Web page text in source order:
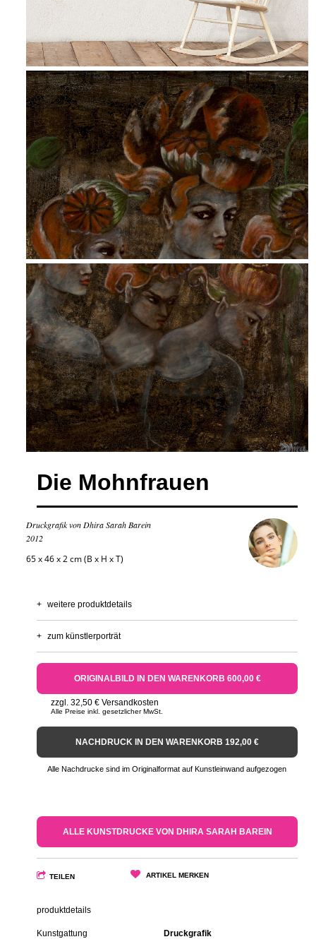
Die Mohnfrauen
Druckgrafik von Dhira Sarah Barein
2012
65 x 46 x 2 cm (B x H x T)
+ weitere produktdetails
+ zum künstlerporträt
ORIGINALBILD IN DEN WARENKORB 600,00 €
zzgl. 32,50 € Versandkosten
Alle Preise inkl. gesetzlicher MwSt.
NACHDRUCK IN DEN WARENKORB 192,00 €
Alle Nachdrucke sind im Originalformat auf Kunstleinwand aufgezogen
ALLE KUNSTDRUCKE VON DHIRA SARAH BAREIN
TEILEN ARTIKEL MERKEN
produktdetails
Kunstgattung Druckgrafik